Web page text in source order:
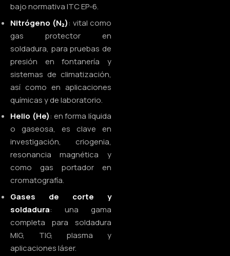
bajo normativa ITC EP-6.
Nitrógeno (N₂): vital como
gas protector en
soldadura, para pruebas de
presión en fontanería y
sistemas de climatización,
así como en aplicaciones
químicas y de laboratorio.
Helio (He): en forma líquida
o gaseosa, es clave en
investigación, criogenia,
resonancia magnética y
como gas portador en
cromatografía.
Gases de corte y
soldadura: una gama
completa para soldadura
MIG, TIG, plasma y
aplicaciones láser.